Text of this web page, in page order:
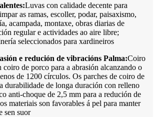
Luvas con calidade decente para
as ramas, escoller, podar, paisaxismo,
acampada, montaxe, obras diarias de
regular e actividades ao aire libre;
seleccionados para xardineiros
e redución de vibracións Palma:Coiro
coiro de porco para a abrasión alcanzando o
de 1200 círculos. Os parches de coiro de
durabilidade de longa duración con relleno
anti-choque de 2,5 mm para a redución de
materiais son favorables á pel para manter
sen suor